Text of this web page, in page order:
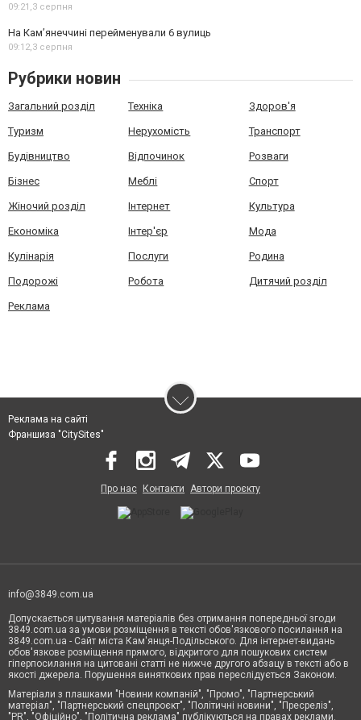
09:21,3 серпня
На Камʼянеччині перейменували 6 вулиць
09:12,3 серпня
Рубрики новин
Загальний розділ Техніка Здоров'я
Туризм Нерухомість Транспорт
Будівництво Відпочинок Розваги
Бізнес Меблі Спорт
Жіночий розділ Інтернет Культура
Економіка Інтер'єр Мода
Кулінарія Послуги Родина
Подорожі Робота Дитячий розділ
Реклама
Реклама на сайті
Франшиза "CitySites"
Про нас Контакти Автори проєкту
info@3849.com.ua
Допускається цитування матеріалів без отримання попередньої згоди
3849.com.ua за умови розміщення в тексті обов'язкового посилання на
3849.com.ua - Сайт міста Кам'янця-Подільського. Для інтернет-видань
обов'язкове розміщення прямого, відкритого для пошукових систем
гіперпосилання на цитовані статті не нижче другого абзацу в тексті або в
якості джерела. Порушення виняткових прав переслідується Законом.
Матеріали з плашками "Новини компаній", "Промо", "Партнерський
матеріал", "Партнерський спецпроєкт", "Політичні новини", "Пресреліз",
"PR", "Офіційно", "Політична реклама" публікуються на правах реклами.